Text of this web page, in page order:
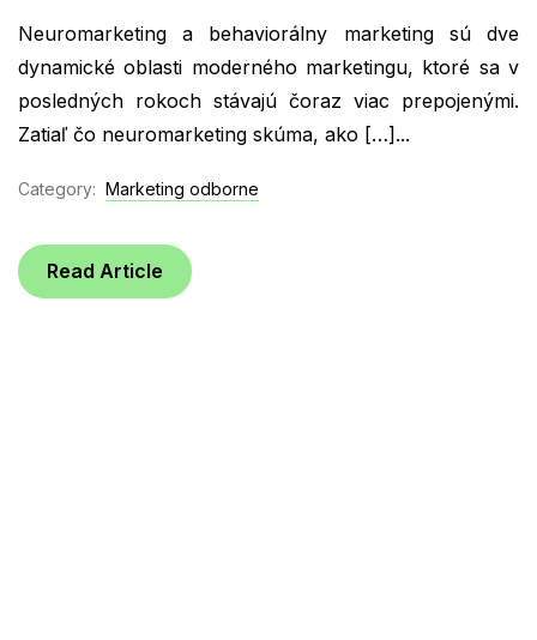
Neuromarketing a behaviorálny marketing sú dve
dynamické oblasti moderného marketingu, ktoré sa v
posledných rokoch stávajú čoraz viac prepojenými.
Zatiaľ čo neuromarketing skúma, ako […]...
Category: Marketing odborne
Read Article